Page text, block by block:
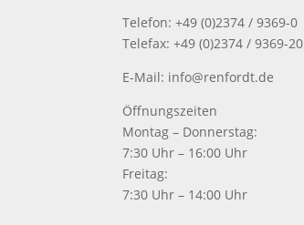
Telefon: +49 (0)2374 / 9369-0
Telefax: +49 (0)2374 / 9369-20
E-Mail: info@renfordt.de
Öffnungszeiten
Montag – Donnerstag:
7:30 Uhr – 16:00 Uhr
Freitag:
7:30 Uhr – 14:00 Uhr